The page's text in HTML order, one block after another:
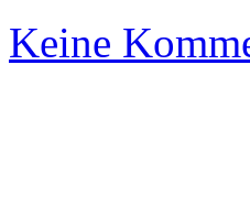
Keine